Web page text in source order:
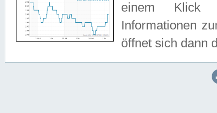
einem Klick
Informationen
öffnet sich dann